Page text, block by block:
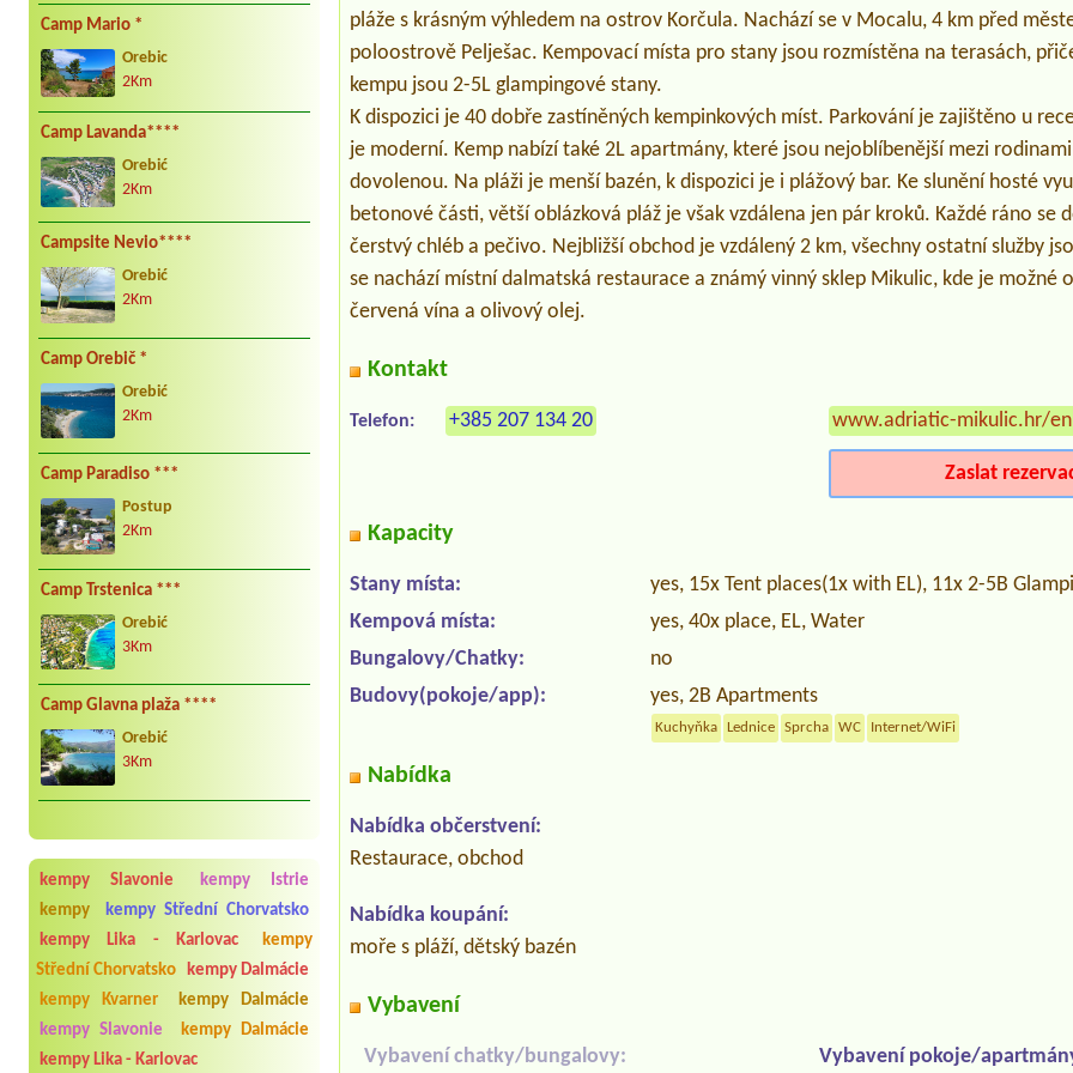
Camp Mario *
Orebic
2Km
Camp Lavanda****
Orebić
2Km
Campsite Nevio****
Orebić
2Km
Camp Orebič *
Orebić
2Km
Camp Paradiso ***
Postup
2Km
Camp Trstenica ***
Orebić
3Km
Camp Glavna plaža ****
Orebić
3Km
kempy Slavonie
kempy Istrie
kempy
kempy Střední Chorvatsko
kempy Lika - Karlovac
kempy
Střední Chorvatsko
kempy Dalmácie
kempy Kvarner
kempy Dalmácie
kempy Slavonie
kempy Dalmácie
kempy Lika - Karlovac
pláže s krásným výhledem na ostrov Korčula. Nachází se v Mocalu, 4 km před
poloostrově Pelješac. Kempovací místa pro stany jsou rozmístěna na terasách,
kempu jsou 2-5L glampingové stany.
K dispozici je 40 dobře zastíněných kempinkových míst. Parkování je zajištěno u
je moderní. Kemp nabízí také 2L apartmány, které jsou nejoblíbenější mezi
dovolenou. Na pláži je menší bazén, k dispozici je i plážový bar. Ke slunění hosté
betonové části, větší oblázková pláž je však vzdálena jen pár kroků. Každé ráno se
čerstvý chléb a pečivo. Nejbližší obchod je vzdálený 2 km, všechny ostatní služby
se nachází místní dalmatská restaurace a známý vinný sklep Mikulic, kde je možné
červená vína a olivový olej.
Kontakt
Telefon: +385 207 134 20 www.adriatic-mikulic.hr/en
Zaslat
Kapacity
Stany místa:
yes, 15x Tent places(1x with EL), 11x 2-5B
Kempová místa:
yes, 40x place, EL, Water
Bungalovy/Chatky:
no
Budovy(pokoje/app):
yes, 2B Apartments
Kuchyňka Lednice Sprcha WC Internet/WiFi
Nabídka
Nabídka občerstvení:
Restaurace, obchod
Nabídka koupání:
moře s pláží, dětský bazén
Vybavení
Vybavení chatky/bungalovy: Vybavení pokoje/